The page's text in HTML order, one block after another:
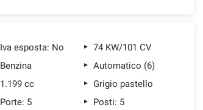
Iva esposta: No
74 KW/101 CV
Benzina
Automatico (6)
1.199 cc
Grigio pastello
Porte: 5
Posti: 5